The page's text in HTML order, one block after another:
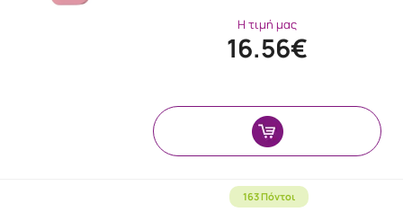
Η τιμή μας
16.56€
163 Πόντοι